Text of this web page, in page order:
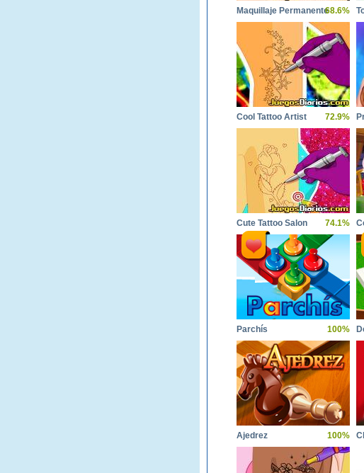
Maquillaje Permanente68.6%
Cool Tattoo Artist 72.9%
Cute Tattoo Salon 74.1%
Parchís 100%
Ajedrez 100%